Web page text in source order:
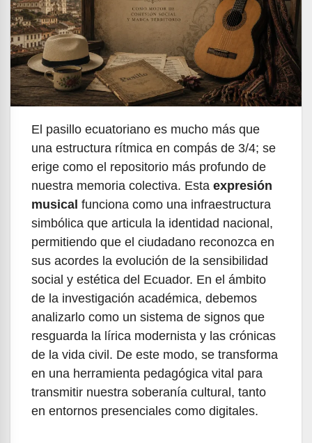
El pasillo ecuatoriano es mucho más que
una estructura rítmica en compás de 3/4; se
erige como el repositorio más profundo de
nuestra memoria colectiva. Esta expresión
musical funciona como una infraestructura
simbólica que articula la identidad nacional,
permitiendo que el ciudadano reconozca en
sus acordes la evolución de la sensibilidad
social y estética del Ecuador. En el ámbito
de la investigación académica, debemos
analizarlo como un sistema de signos que
resguarda la lírica modernista y las crónicas
de la vida civil. De este modo, se transforma
en una herramienta pedagógica vital para
transmitir nuestra soberanía cultural, tanto
en entornos presenciales como digitales.